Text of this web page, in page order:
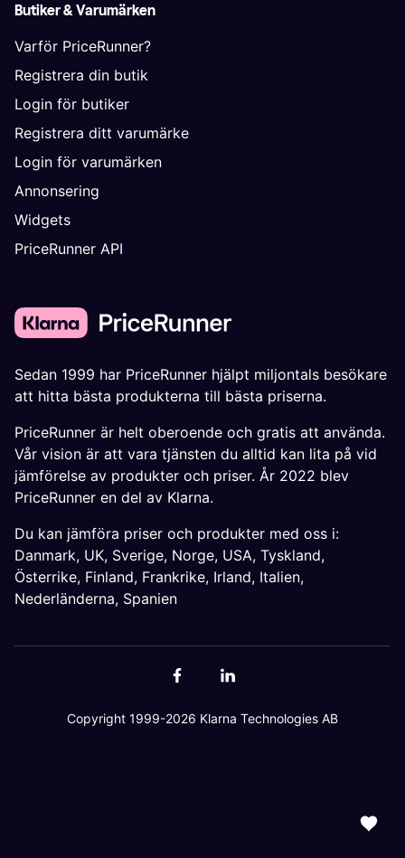
Butiker & Varumärken
Varför PriceRunner?
Registrera din butik
Login för butiker
Registrera ditt varumärke
Login för varumärken
Annonsering
Widgets
PriceRunner API
Sedan 1999 har PriceRunner hjälpt miljontals besökare
att hitta bästa produkterna till bästa priserna.
PriceRunner är helt oberoende och gratis att använda.
Vår vision är att vara tjänsten du alltid kan lita på vid
jämförelse av produkter och priser. År 2022 blev
PriceRunner en del av Klarna.
Du kan jämföra priser och produkter med oss i:
Danmark, UK, Sverige, Norge, USA, Tyskland,
Österrike, Finland, Frankrike, Irland, Italien,
Nederländerna, Spanien
Copyright 1999-2026 Klarna Technologies AB